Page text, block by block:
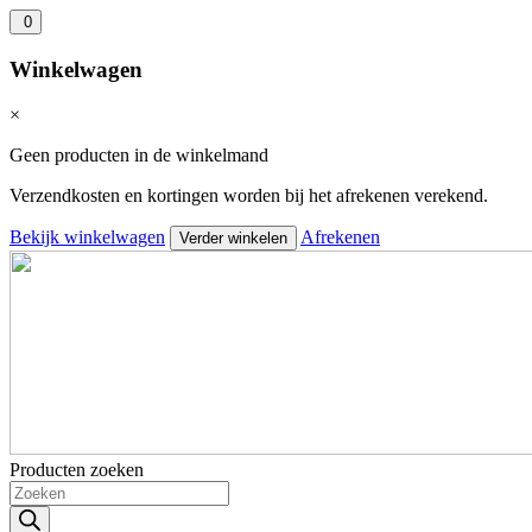
0
Winkelwagen
×
Geen producten in de winkelmand
Verzendkosten en kortingen worden bij het afrekenen verekend.
Bekijk winkelwagen Verder winkelen Afrekenen
Producten zoeken